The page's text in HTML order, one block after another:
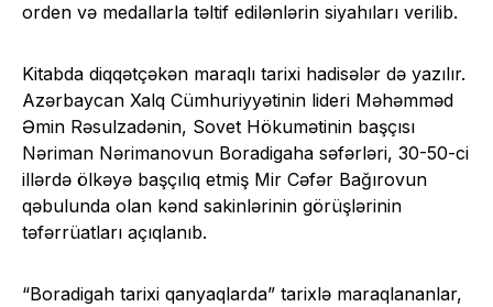
orden və medallarla təltif edilənlərin siyahıları verilib.
Kitabda diqqətçəkən maraqlı tarixi hadisələr də yazılır.
Azərbaycan Xalq Cümhuriyyətinin lideri Məhəmməd
Əmin Rəsulzadənin, Sovet Hökumətinin başçısı
Nəriman Nərimanovun Boradigaha səfərləri, 30-50-ci
illərdə ölkəyə başçılıq etmiş Mir Cəfər Bağırovun
qəbulunda olan kənd sakinlərinin görüşlərinin
təfərrüatları açıqlanıb.
“Boradigah tarixi qanyaqlarda” tarixlə maraqlananlar,